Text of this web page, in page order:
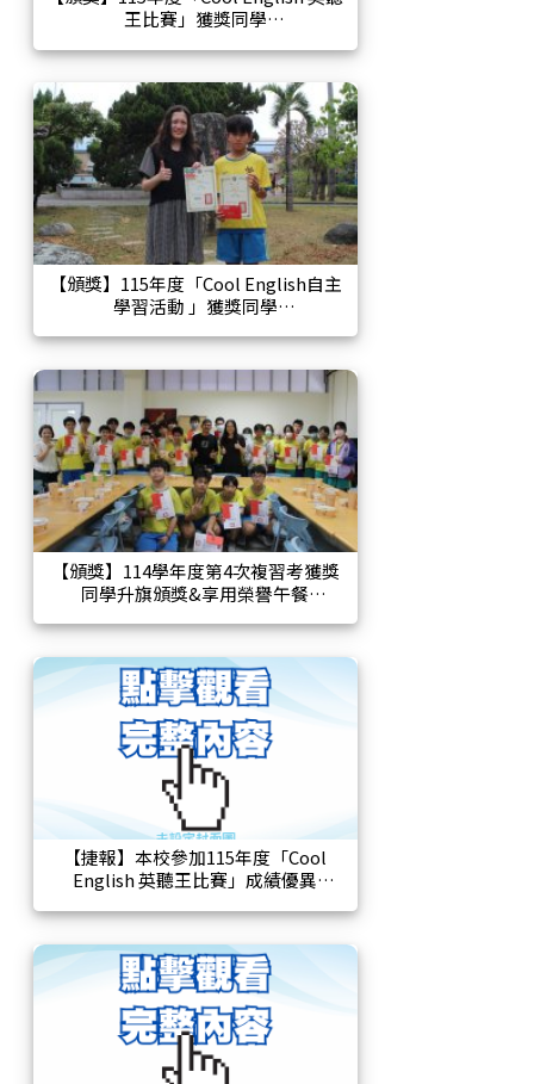
王比賽」獲獎同學
【頒獎】115年度「Cool English自主
學習活動 」獲獎同學
【頒獎】114學年度第4次複習考獲獎
同學升旗頒獎&享用榮譽午餐
【捷報】本校參加115年度「Cool
English 英聽王比賽」成績優異